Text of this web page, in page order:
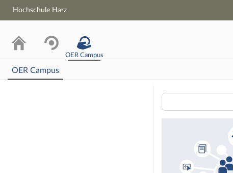
Hochschule Harz
OER Campus
OER Campus
Lernmaterialien